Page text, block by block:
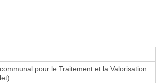
pour le Traitement et la Valorisation